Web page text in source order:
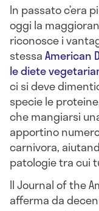
In passato c’era
oggi la
riconosce i
stessaAmerican
le diete
ci si deve
specie le
che mangiarsi
apportino
carnivora,
patologie tra cui
Il Journal of the
afferma da